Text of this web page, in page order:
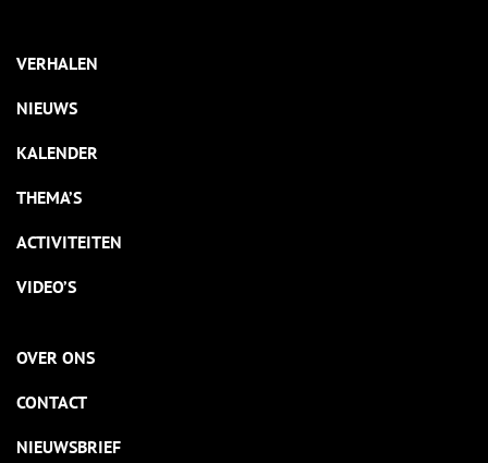
VERHALEN
NIEUWS
KALENDER
THEMA’S
ACTIVITEITEN
VIDEO’S
OVER ONS
CONTACT
NIEUWSBRIEF